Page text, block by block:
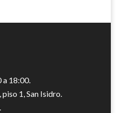
a 18:00.
1, San Isidro.